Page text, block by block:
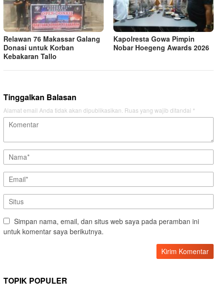
Relawan 76 Makassar Galang
Donasi untuk Korban
Kebakaran Tallo
Kapolresta Gowa Pimpin
Nobar Hoegeng Awards 2026
Tinggalkan Balasan
Alamat email Anda tidak akan dipublikasikan. Ruas yang wajib ditandai *
Simpan nama, email, dan situs web saya pada peramban ini
untuk komentar saya berikutnya.
TOPIK POPULER